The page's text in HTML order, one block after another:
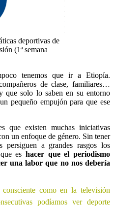
deportivas de
(1ª semana
tenemos que ir a Etiopía.
de clase, familiares…
que solo lo saben en su entorno
pequeño empujón para que ese
que existen muchas iniciativas
un enfoque de género. Sin tener
persiguen a grandes rasgos los
es hacer que el periodismo
una labor que no nos debería
como en la televisión
podíamos ver deporte